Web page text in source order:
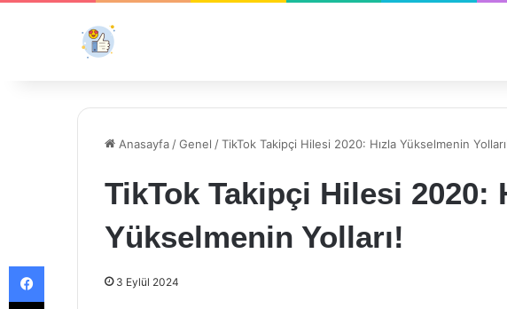
Anasayfa /Genel /TikTok Takipçi Hilesi 2020: Hızla Yükselmenin
TikTok Takipçi Hilesi 2020:
Yükselmenin Yolları!
3 Eylül 2024
Facebook
X